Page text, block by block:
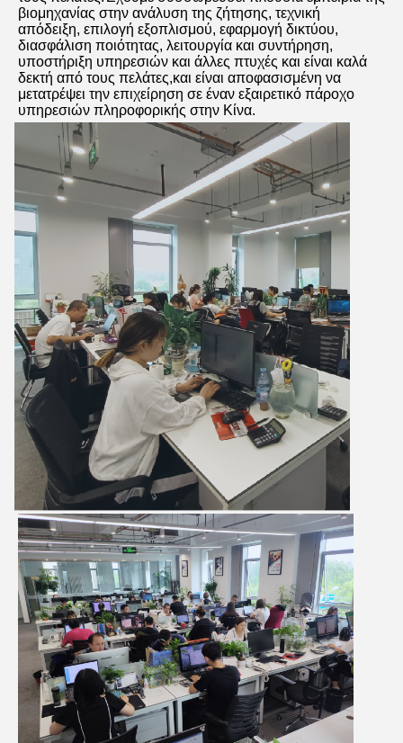
βιομηχανίας στην ανάλυση της ζήτησης, τεχνική
απόδειξη, επιλογή εξοπλισμού, εφαρμογή δικτύου,
διασφάλιση ποιότητας, λειτουργία και συντήρηση,
υποστήριξη υπηρεσιών και άλλες πτυχές και είναι καλά
δεκτή από τους πελάτες,και είναι αποφασισμένη να
μετατρέψει την επιχείρηση σε έναν εξαιρετικό πάροχο
υπηρεσιών πληροφορικής στην Κίνα.